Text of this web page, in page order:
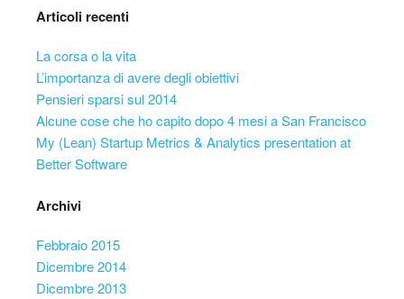
Articoli recenti
La corsa o la vita
L’importanza di avere degli obiettivi
Pensieri sparsi sul 2014
Alcune cose che ho capito dopo 4 mesi a San Francisco
My (Lean) Startup Metrics & Analytics presentation at
Better Software
Archivi
Febbraio 2015
Dicembre 2014
Dicembre 2013